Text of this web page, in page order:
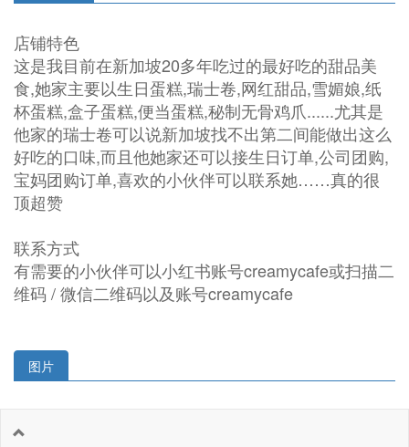
店铺特色
这是我目前在新加坡20多年吃过的最好吃的甜品美
食,她家主要以生日蛋糕,瑞士卷,网红甜品,雪媚娘,纸
杯蛋糕,盒子蛋糕,便当蛋糕,秘制无骨鸡爪......尤其是
他家的瑞士卷可以说新加坡找不出第二间能做出这么
好吃的口味,而且他她家还可以接生日订单,公司团购,
宝妈团购订单,喜欢的小伙伴可以联系她……真的很
顶超赞
联系方式
有需要的小伙伴可以小红书账号creamycafe或扫描二
维码 / 微信二维码以及账号creamycafe
图片